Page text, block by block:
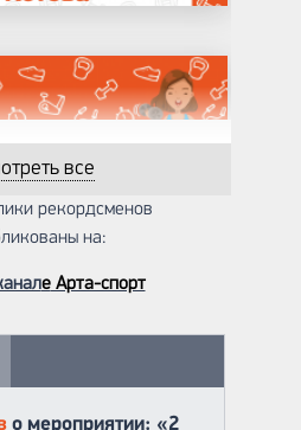
все
рекордсменов
на:
еАрта-спорт
о мероприятии: «2